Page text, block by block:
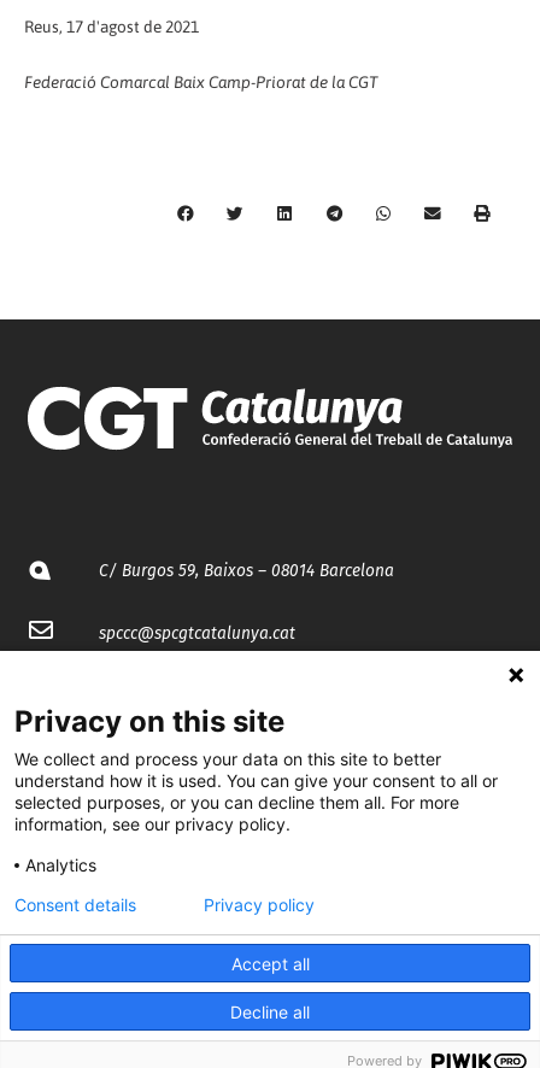
Reus, 17 d'agost de 2021
Federació Comarcal Baix Camp-Priorat de la CGT
C/ Burgos 59, Baixos – 08014 Barcelona
spccc@spcgtcatalunya.cat
@CGTCatalunya
cgtcatalunya
cgtcatalunya
Desenvolupat per
Privacy on this site
We collect and process your data on this site to better
understand how it is used. You can give your consent to all or
selected purposes, or you can decline them all. For more
information, see our privacy policy.
Analytics
Accept all
Decline all
Consent details Privacy policy
Powered by